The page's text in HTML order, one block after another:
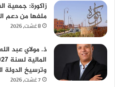
زاكورة: جمعية
ملفها من دعم
8 غشت، 2026
ذ. مولاي عبد
وترسيخ الدولة
7 غشت، 2026